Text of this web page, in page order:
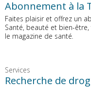
Abonnement à la
Faites plaisir et offrez un
Santé, beauté et bien-
le magazine de santé.
Services
Recherche de